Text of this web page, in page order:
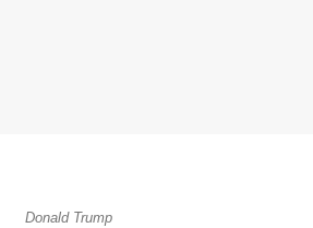
Donald Trump